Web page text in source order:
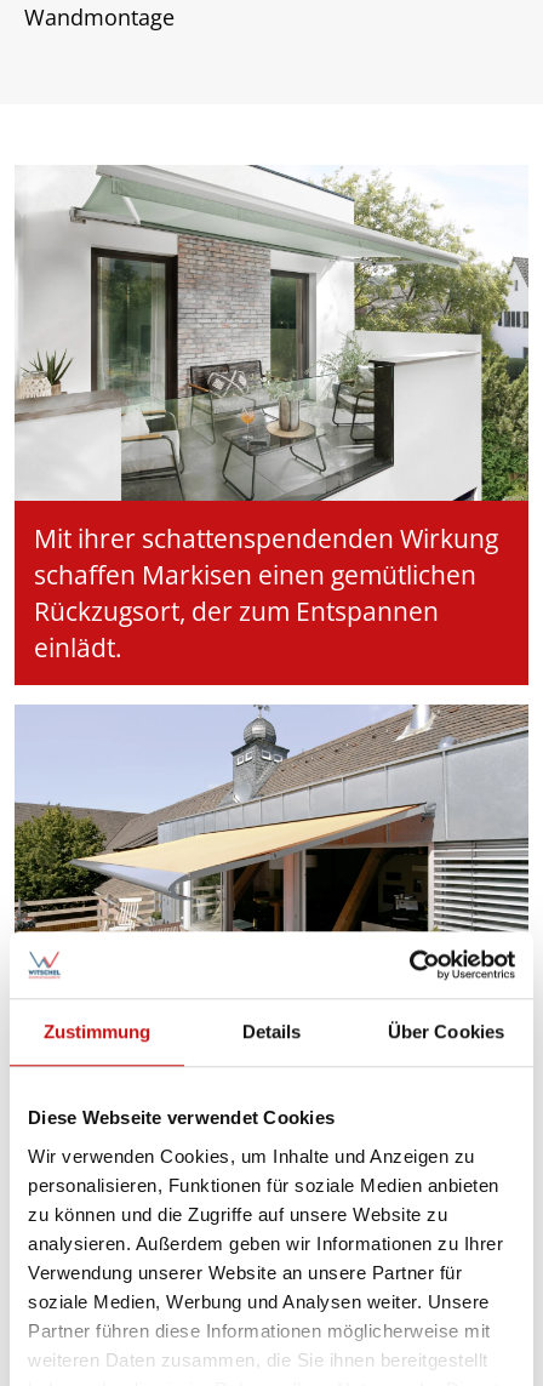
Zustimmung Details Über Cookies
Diese Webseite verwendet Cookies
Wir verwenden Cookies, um Inhalte und Anzeigen zu
personalisieren, Funktionen für soziale Medien anbieten
zu können und die Zugriffe auf unsere Website zu
analysieren. Außerdem geben wir Informationen zu Ihrer
Verwendung unserer Website an unsere Partner für
soziale Medien, Werbung und Analysen weiter. Unsere
Partner führen diese Informationen möglicherweise mit
weiteren Daten zusammen, die Sie ihnen bereitgestellt
Wandmontage
Mit ihrer schattenspendenden Wirkung
schaffen Markisen einen gemütlichen
Rückzugsort, der zum Entspannen
einlädt.